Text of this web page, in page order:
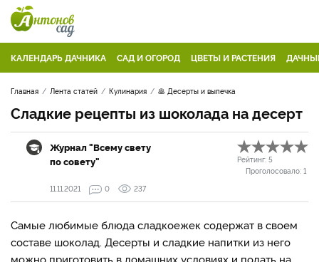
КАЛЕНДАРЬ ДАЧНИКА САД И ОГОРОД ЦВЕТЫ И РАСТЕНИЯ
Главная Лента статей Кулинария 🥞 Десерты и выпечка
Сладкие рецепты из шоколада на десерт
Журнал "Всему свету
по совету"
Рейтинг: 5
Проголосовало: 1
11.11.2021
0 237
Самые любимые блюда сладкоежек содержат в своем
составе шоколад. Десерты и сладкие напитки из него
можно приготовить в домашних условиях и подать на